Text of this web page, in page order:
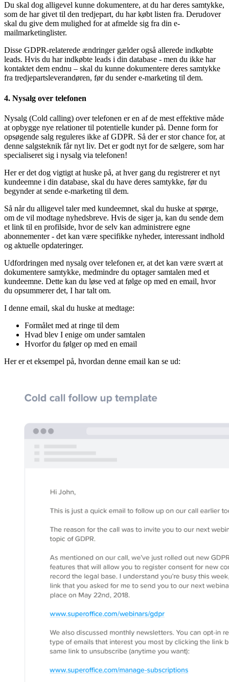
Du skal dog alligevel kunne dokumentere, at du har deres samtykke,
som de har givet til den tredjepart, du har købt listen fra. Derudover
skal du give dem mulighed for at afmelde sig fra din e-
mailmarketinglister.
Disse GDPR-relaterede ændringer gælder også allerede indkøbte
leads. Hvis du har indkøbte leads i din database - men du ikke har
kontaktet dem endnu – skal du kunne dokumentere deres samtykke
fra tredjepartsleverandøren, før du sender e-marketing til dem.
4. Nysalg over telefonen
Nysalg (Cold calling) over telefonen er en af de mest effektive måde
at opbygge nye relationer til potentielle kunder på. Denne form for
opsøgende salg reguleres ikke af GDPR. Så der er stor chance for, at
denne salgsteknik får nyt liv. Det er godt nyt for de sælgere, som har
specialiseret sig i nysalg via telefonen!
Her er det dog vigtigt at huske på, at hver gang du registrerer et nyt
kundeemne i din database, skal du have deres samtykke, før du
begynder at sende e-marketing til dem.
Så når du alligevel taler med kundeemnet, skal du huske at spørge,
om de vil modtage nyhedsbreve. Hvis de siger ja, kan du sende dem
et link til en profilside, hvor de selv kan administrere egne
abonnementer - det kan være specifikke nyheder, interessant indhold
og aktuelle opdateringer.
Udfordringen med nysalg over telefonen er, at det kan være svært at
dokumentere samtykke, medmindre du optager samtalen med et
kundeemne. Dette kan du løse ved at følge op med en email, hvor
du opsummerer det, I har talt om.
I denne email, skal du huske at medtage:
Formålet med at ringe til dem
Hvad blev I enige om under samtalen
Hvorfor du følger op med en email
Her er et eksempel på, hvordan denne email kan se ud: